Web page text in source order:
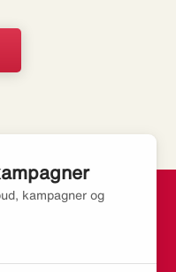
kampagner og